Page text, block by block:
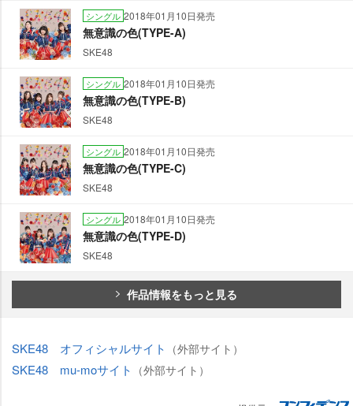
シングル 2018年01月10日発売
無意識の色(TYPE-A)
SKE48
シングル 2018年01月10日発売
無意識の色(TYPE-B)
SKE48
シングル 2018年01月10日発売
無意識の色(TYPE-C)
SKE48
シングル 2018年01月10日発売
無意識の色(TYPE-D)
SKE48
作品情報をもっと見る
SKE48 オフィシャルサイト （外部サイト）
SKE48 mu-moサイト （外部サイト）